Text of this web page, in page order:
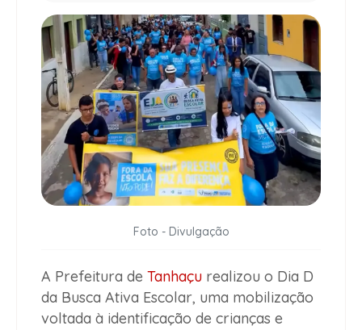
Foto - Divulgação
A Prefeitura de Tanhaçu realizou o Dia D
da Busca Ativa Escolar, uma mobilização
voltada à identificação de crianças e